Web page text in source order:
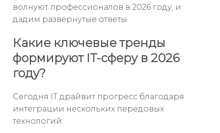
волнуют профессионалов в 2026 году, и
дадим развернутые ответы.
Какие ключевые тренды
формируют IT-сферу в 2026
году?
Сегодня IT драйвит прогресс благодаря
интеграции нескольких передовых
технологий: